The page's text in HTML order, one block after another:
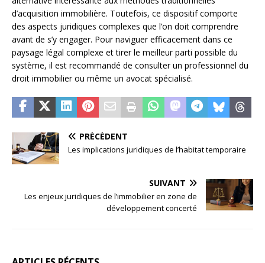
d’acquisition immobilière. Toutefois, ce dispositif comporte
des aspects juridiques complexes que l’on doit comprendre
avant de s’y engager. Pour naviguer efficacement dans ce
paysage légal complexe et tirer le meilleur parti possible du
système, il est recommandé de consulter un professionnel du
droit immobilier ou même un avocat spécialisé.
PRÉCÉDENT
Les implications juridiques de l’habitat temporaire
SUIVANT
Les enjeux juridiques de l’immobilier en zone de
développement concerté